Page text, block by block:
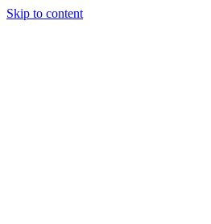
Skip to content